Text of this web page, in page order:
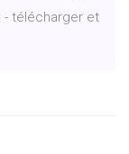
- télécharger et